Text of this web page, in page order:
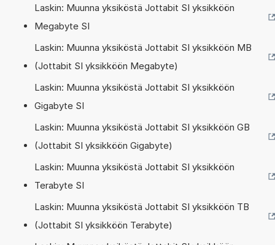
Laskin: Muunna yksiköstä Jottabit SI yksikköön
Megabyte SI
Laskin: Muunna yksiköstä Jottabit SI yksikköön MB
(Jottabit SI yksikköön Megabyte)
Laskin: Muunna yksiköstä Jottabit SI yksikköön
Gigabyte SI
Laskin: Muunna yksiköstä Jottabit SI yksikköön GB
(Jottabit SI yksikköön Gigabyte)
Laskin: Muunna yksiköstä Jottabit SI yksikköön
Terabyte SI
Laskin: Muunna yksiköstä Jottabit SI yksikköön TB
(Jottabit SI yksikköön Terabyte)